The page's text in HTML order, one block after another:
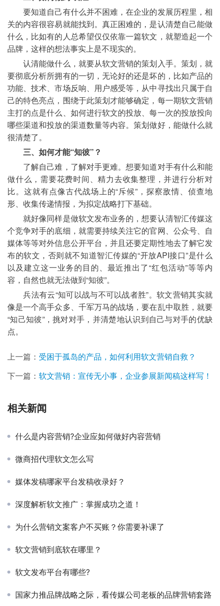
	要知道自己有什么并不困难，在企业的发展历程里，相
关的内容很容易就能找到。真正困难的，是认清楚自己能做
什么，比如有的人总希望仅仅依靠一篇软文，就塑造起一个
品牌，这样的想法事实上是不现实的。
	认清能做什么，就要从软文营销的策划入手。策划，就
要彻底分析所拥有的一切，无论好的还是坏的，比如产品的
功能、技术、市场反响、用户感受等，从中寻找出只属于自
己的特色亮点，围绕于此策划才能够确定，每一期软文营销
主打的点是什么、如何进行软文的投放、每一次的投放投向
哪些渠道和投放的渠道数量等内容。策划做好，能做什么就
很清楚了。
三、如何才能“知彼”？
做什么，需要花费时间、精力去收集整理，并进行分析对
比。这就有点像古代战场上的“斥候”，探察敌情、侦查地
形、收集传递情报，为拟定战略打下基础。
	就好像同样是做软文发布业务的，想要认清智汇传媒这
个竞争对手的底细，就需要持续关注它的官网、公众号、自
媒体等等对外信息公开平台，并且还要定期性地去了解它发
布的软文，否则就不知道智汇传媒的“开放API接口”是什么
以及建立这一业务的目的、最近推出了“红包活动”等等内
容，自然也就无法做到“知彼”。
	兵法有云“知可以战与不可以战者胜”。软文营销其实就
像是一个高手众多、千军万马的战场，要在乱中取胜，就要
“知己知彼”，挑对对手，并清楚地认识到自己与对手的优缺
点。
上一篇： 受困于孤岛的产品，如何利用软文营销自救？
下一篇： 软文营销：宣传无小事，企业参展新闻稿这样写！
相关新闻
什么是内容营销?企业应如何做好内容营销
微商招代理软文怎么写
媒体发稿哪家平台发稿收录好？
深度解析软文推广：掌握成功之道！
为什么营销文案客户不买账？你需要补课了
软文营销到底软在哪里？
软文发布平台有哪些?
国家力推品牌战略之际，看传媒公司老板的品牌营销套路